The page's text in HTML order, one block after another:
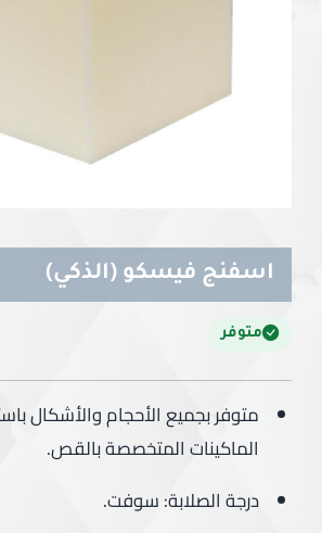
اسفنج فيسكو (الذكي)
متوفر
متوفر بجميع الأحجام والأشكال
الماكينات المتخصصة بالقص.
درجة الصلابة: سوفت.